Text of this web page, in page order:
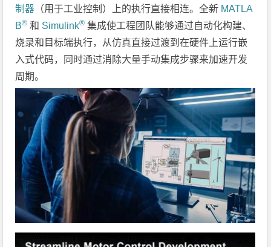
制器 （用于工业控制）上的执行直接相连。全新 MATLA
B® 和 Simulink® 集成使工程团队能够通过自动化构建、
烧录和目标端执行，从仿真直接过渡到在硬件上运行嵌
入式代码，同时通过消除大量手动集成步骤来加速开发
周期。